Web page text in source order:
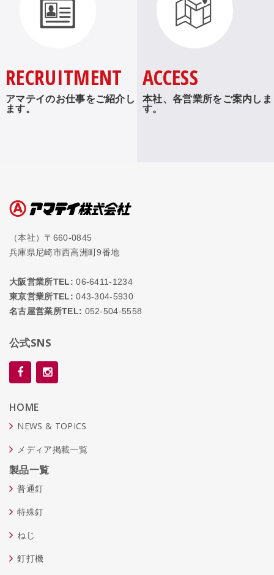
RECRUITMENT
アマテイのお仕事をご紹介し
ます。
ACCESS
本社、各営業所をご案内しま
す。
（本社）〒660-0845
兵庫県尼崎市西高洲町9番地
大阪営業所TEL: 06-6411-1234
東京営業所TEL: 043-304-5930
名古屋営業所TEL: 052-504-5558
公式SNS
HOME
NEWS & TOPICS
メディア掲載一覧
製品一覧
普通釘
特殊釘
ねじ
釘打機